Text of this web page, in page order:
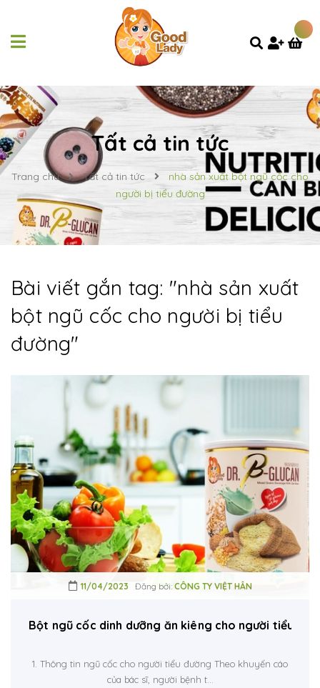
Tất cả tin tức
Trang chủ Tất cả tin tức
nhà sản xuất bột ngũ cốc cho
người bị tiểu đường
Bài viết gắn tag: "nhà sản xuất
bột ngũ cốc cho người bị tiểu
đường"
11/04/2023 Đăng bởi: CÔNG TY VIỆT HÂN
Bột ngũ cốc dinh dưỡng ăn kiêng cho người tiểu
1. Thông tin ngũ cốc cho người tiểu đường Theo khuyến cáo
của bác sĩ, người bệnh t...